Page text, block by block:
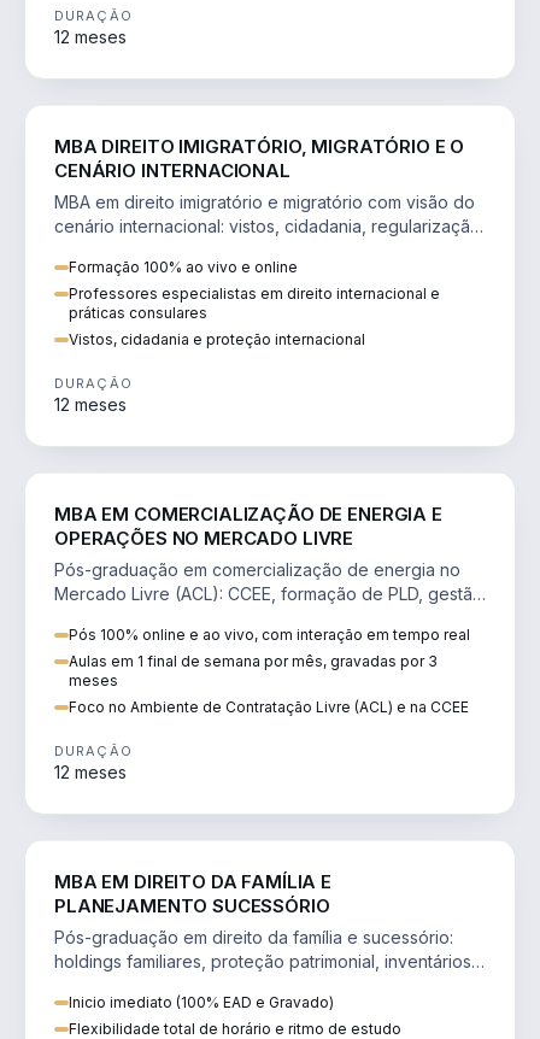
DURAÇÃO
12 meses
MBA DIREITO IMIGRATÓRIO, MIGRATÓRIO E O
CENÁRIO INTERNACIONAL
MBA em direito imigratório e migratório com visão do
cenário internacional: vistos, cidadania, regularização
Formação 100% ao vivo e online
Professores especialistas em direito internacional e
práticas consulares
Vistos, cidadania e proteção internacional
DURAÇÃO
12 meses
MBA EM COMERCIALIZAÇÃO DE ENERGIA E
OPERAÇÕES NO MERCADO LIVRE
Pós-graduação em comercialização de energia no
Mercado Livre (ACL): CCEE, formação de PLD, gestão
Pós 100% online e ao vivo, com interação em tempo real
Aulas em 1 final de semana por mês, gravadas por 3
meses
Foco no Ambiente de Contratação Livre (ACL) e na CCEE
DURAÇÃO
12 meses
MBA EM DIREITO DA FAMÍLIA E
PLANEJAMENTO SUCESSÓRIO
Pós-graduação em direito da família e sucessório:
holdings familiares, proteção patrimonial, inventários
Inicio imediato (100% EAD e Gravado)
Flexibilidade total de horário e ritmo de estudo